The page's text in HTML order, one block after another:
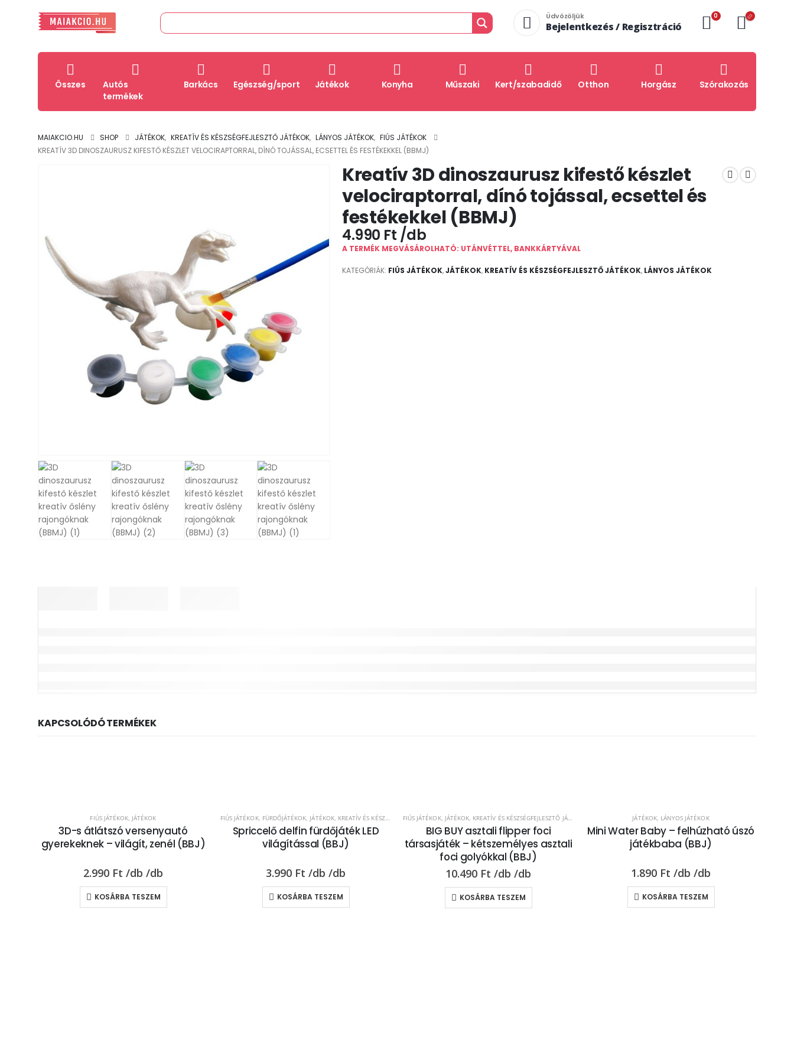
Üdvözöljük
Bejelentkezés / Regisztráció
0
Összes
Autós
termékek
Barkács Egészség/sport Játékok Konyha Műszaki Kert/szabadidő Otthon Horgász Szórakozás
MAIAKCIO.HU SHOP JÁTÉKOK, KREATÍV ÉS KÉSZSÉGFEJLESZTŐ JÁTÉKOK, LÁNYOS JÁTÉKOK, FIÚS JÁTÉKOK
KREATÍV 3D DINOSZAURUSZ KIFESTŐ KÉSZLET VELOCIRAPTORRAL, DÍNÓ TOJÁSSAL, ECSETTEL ÉS FESTÉKEKKEL (BBMJ)
Kreatív 3D dinoszaurusz kifestő készlet
velociraptorral, dínó tojással, ecsettel és
festékekkel (BBMJ)
4.990 Ft
A TERMÉK MEGVÁSÁROLHATÓ: UTÁNVÉTTEL, BANKKÁRTYÁVAL
KATEGÓRIÁK: FIÚS JÁTÉKOK,JÁTÉKOK, KREATÍV ÉS KÉSZSÉGFEJLESZTŐ JÁTÉKOK, LÁNYOS JÁTÉKOK
KAPCSOLÓDÓ TERMÉKEK
FIÚS JÁTÉKOK, JÁTÉKOK
3D-s átlátszó versenyautó
gyerekeknek – világít, zenél (BBJ)
2.990 Ft
KOSÁRBA TESZEM
FIÚS JÁTÉKOK, FÜRDŐJÁTÉKOK, JÁTÉKOK, KREATÍV ÉS KÉSZSÉGFEJLESZTŐ JÁTÉKOK ,KÜLTÉRI JÁTÉKOK ,LÁNYOS JÁTÉKOK
Spriccelő delfin fürdőjáték LED
világítással (BBJ)
3.990 Ft
KOSÁRBA TESZEM
FIÚS JÁTÉKOK, JÁTÉKOK, KREATÍV ÉS KÉSZSÉGFEJLESZTŐ JÁTÉKOK TÁRSASJÁTÉKOK
BIG BUY asztali flipper foci
társasjáték – kétszemélyes asztali
foci golyókkal (BBJ)
10.490 Ft
KOSÁRBA TESZEM
JÁTÉKOK, LÁNYOS JÁTÉKOK
Mini Water Baby – felhúzható úszó
játékbaba (BBJ)
1.890 Ft
KOSÁRBA TESZEM